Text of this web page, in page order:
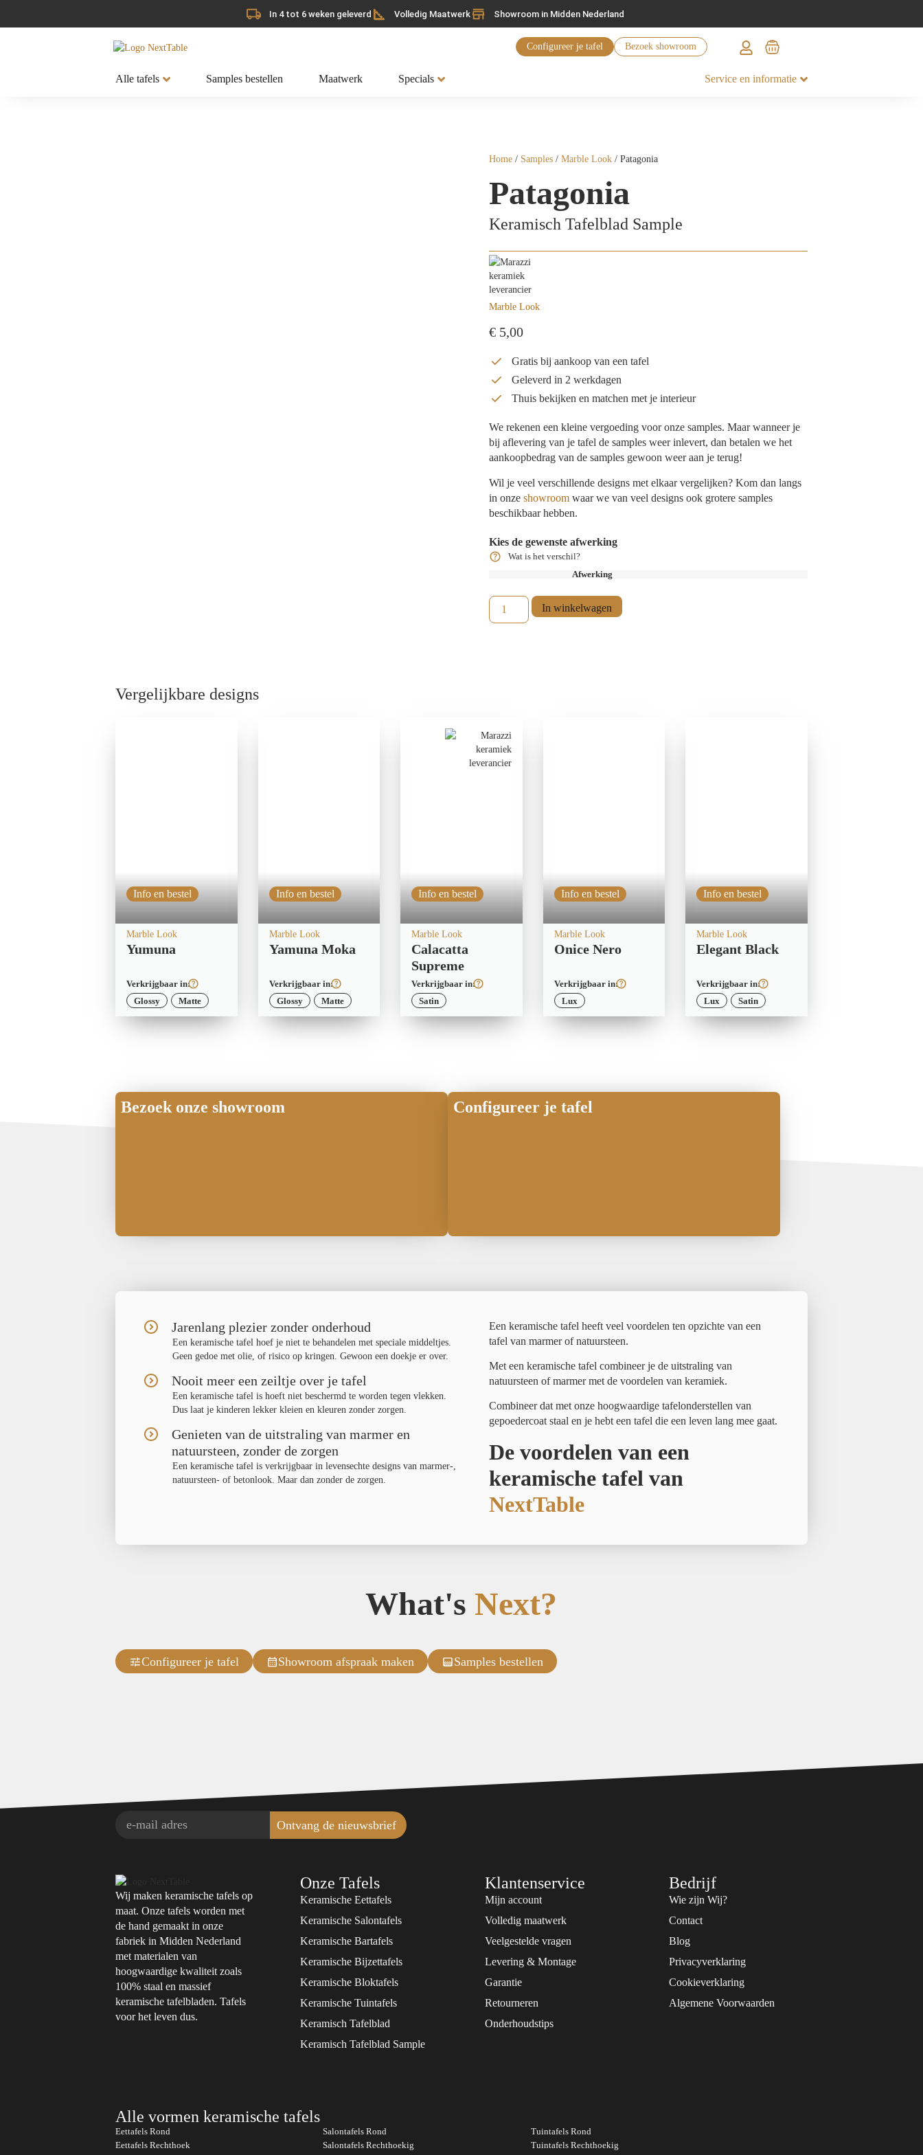
In 4 tot 6 weken geleverd Volledig Maatwerk Showroom in Midden Nederland
Configureer je tafel Bezoek showroom
Alle tafels Samples bestellen Maatwerk Specials Service en informatie
Home / Samples / Marble Look / Patagonia
Patagonia
Keramisch Tafelblad Sample
Marble Look
€ 5,00
Gratis bij aankoop van een tafel
Geleverd in 2 werkdagen
Thuis bekijken en matchen met je interieur
We rekenen een kleine vergoeding voor onze samples. Maar wanneer je
bij aflevering van je tafel de samples weer inlevert, dan betalen we het
aankoopbedrag van de samples gewoon weer aan je terug!
Wil je veel verschillende designs met elkaar vergelijken? Kom dan langs
in onze showroom waar we van veel designs ook grotere samples
beschikbaar hebben.
Kies de gewenste afwerking
Wat is het verschil?
Afwerking
In winkelwagen
Vergelijkbare designs
Glossy Matte
Verkrijgbaar in:
Info en bestel
Marble Look
Yumuna
Glossy Matte
Verkrijgbaar in:
Info en bestel
Marble Look
Yamuna Moka
Satin
Verkrijgbaar in:
Info en bestel
Marble Look
Calacatta
Supreme
Lux
Verkrijgbaar in:
Info en bestel
Marble Look
Onice Nero
Lux Satin
Verkrijgbaar in:
Info en bestel
Marble Look
Elegant Black
Bezoek onze showroom Configureer je tafel
Jarenlang plezier zonder onderhoud
Een keramische tafel hoef je niet te behandelen met speciale middeltjes.
Geen gedoe met olie, of risico op kringen. Gewoon een doekje er over.
Nooit meer een zeiltje over je tafel
Een keramische tafel is hoeft niet beschermd te worden tegen vlekken.
Dus laat je kinderen lekker kleien en kleuren zonder zorgen.
Genieten van de uitstraling van marmer en
natuursteen, zonder de zorgen
Een keramische tafel is verkrijgbaar in levensechte designs van marmer-,
natuursteen- of betonlook. Maar dan zonder de zorgen.
Een keramische tafel heeft veel voordelen ten opzichte van een
tafel van marmer of natuursteen.
Met een keramische tafel combineer je de uitstraling van
natuursteen of marmer met de voordelen van keramiek.
Combineer dat met onze hoogwaardige tafelonderstellen van
gepoedercoat staal en je hebt een tafel die een leven lang mee gaat.
De voordelen van een
keramische tafel van
NextTable
What's Next?
Configureer je tafel Showroom afspraak maken Samples bestellen
Ontvang de nieuwsbrief
Wij maken keramische tafels op
maat. Onze tafels worden met
de hand gemaakt in onze
fabriek in Midden Nederland
met materialen van
hoogwaardige kwaliteit zoals
100% staal en massief
keramische tafelbladen. Tafels
voor het leven dus.
Onze Tafels
Keramische Eettafels
Keramische Salontafels
Keramische Bartafels
Keramische Bijzettafels
Keramische Bloktafels
Keramische Tuintafels
Keramisch Tafelblad
Keramisch Tafelblad Sample
Klantenservice
Mijn account
Volledig maatwerk
Veelgestelde vragen
Levering & Montage
Garantie
Retourneren
Onderhoudstips
Bedrijf
Wie zijn Wij?
Contact
Blog
Privacyverklaring
Cookieverklaring
Algemene Voorwaarden
Alle vormen keramische tafels
Eettafels Rond
Eettafels Rechthoek
Salontafels Rond
Salontafels Rechthoekig
Tuintafels Rond
Tuintafels Rechthoekig